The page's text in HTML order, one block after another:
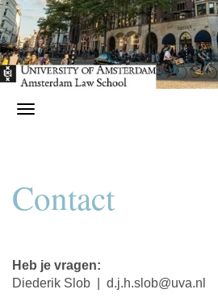
Contact
Heb je vragen:
Diederik Slob | d.j.h.slob@uva.nl